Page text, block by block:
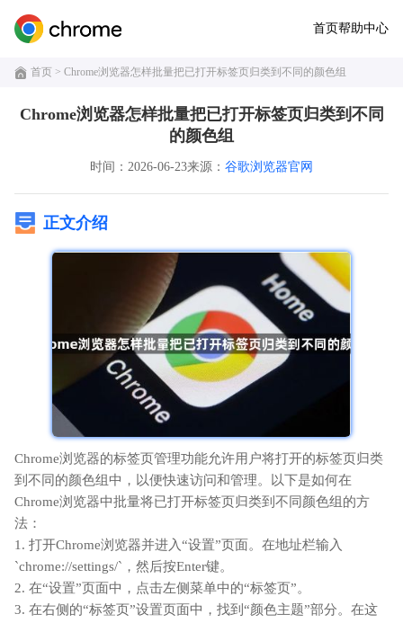
首页帮助中心
首页 > Chrome浏览器怎样批量把已打开标签页归类到不同的颜色组
Chrome浏览器怎样批量把已打开标签页归类到不同
的颜色组
时间：2026-06-23来源： 谷歌浏览器官网
正文介绍
Chrome浏览器的标签页管理功能允许用户将打开的标签页归类
到不同的颜色组中，以便快速访问和管理。以下是如何在
Chrome浏览器中批量将已打开标签页归类到不同颜色组的方
法：
1. 打开Chrome浏览器并进入“设置”页面。在地址栏输入
`chrome://settings/`，然后按Enter键。
2. 在“设置”页面中，点击左侧菜单中的“标签页”。
3. 在右侧的“标签页”设置页面中，找到“颜色主题”部分。在这